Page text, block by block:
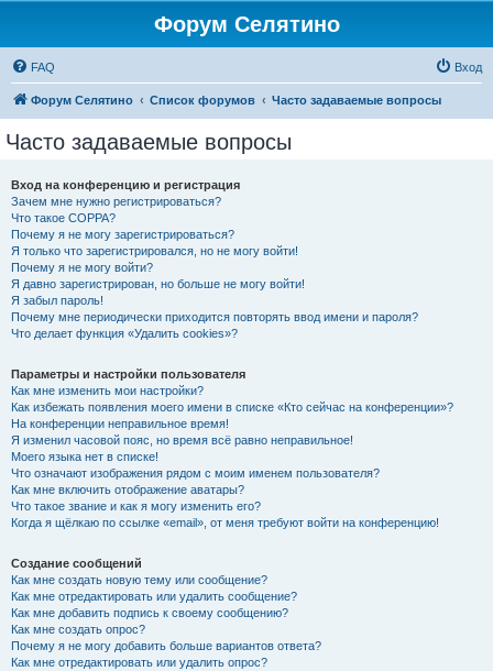
Форум Селятино
FAQ Вход
Форум Селятино Список форумов Часто задаваемые вопросы
Часто задаваемые вопросы
Вход на конференцию и регистрация
Зачем мне нужно регистрироваться?
Что такое COPPA?
Почему я не могу зарегистрироваться?
Я только что зарегистрировался, но не могу войти!
Почему я не могу войти?
Я давно зарегистрирован, но больше не могу войти!
Я забыл пароль!
Почему мне периодически приходится повторять ввод имени и пароля?
Что делает функция «Удалить cookies»?
Параметры и настройки пользователя
Как мне изменить мои настройки?
Как избежать появления моего имени в списке «Кто сейчас на конференции»?
На конференции неправильное время!
Я изменил часовой пояс, но время всё равно неправильное!
Моего языка нет в списке!
Что означают изображения рядом с моим именем пользователя?
Как мне включить отображение аватары?
Что такое звание и как я могу изменить его?
Когда я щёлкаю по ссылке «email», от меня требуют войти на конференцию!
Создание сообщений
Как мне создать новую тему или сообщение?
Как мне отредактировать или удалить сообщение?
Как мне добавить подпись к своему сообщению?
Как мне создать опрос?
Почему я не могу добавить больше вариантов ответа?
Как мне отредактировать или удалить опрос?